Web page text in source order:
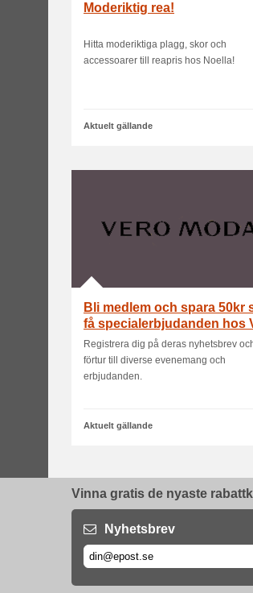
Moderiktig rea!
Hitta moderiktiga plagg, skor och
accessoarer till reapris hos Noella!
Aktuelt gällande
Bli medlem och spara 50kr
få specialerbjudanden hos
Registrera dig på deras nyhetsbrev
förtur till diverse evenemang och
erbjudanden.
Aktuelt gällande
Vinna gratis de nyaste
Nyhetsbrev